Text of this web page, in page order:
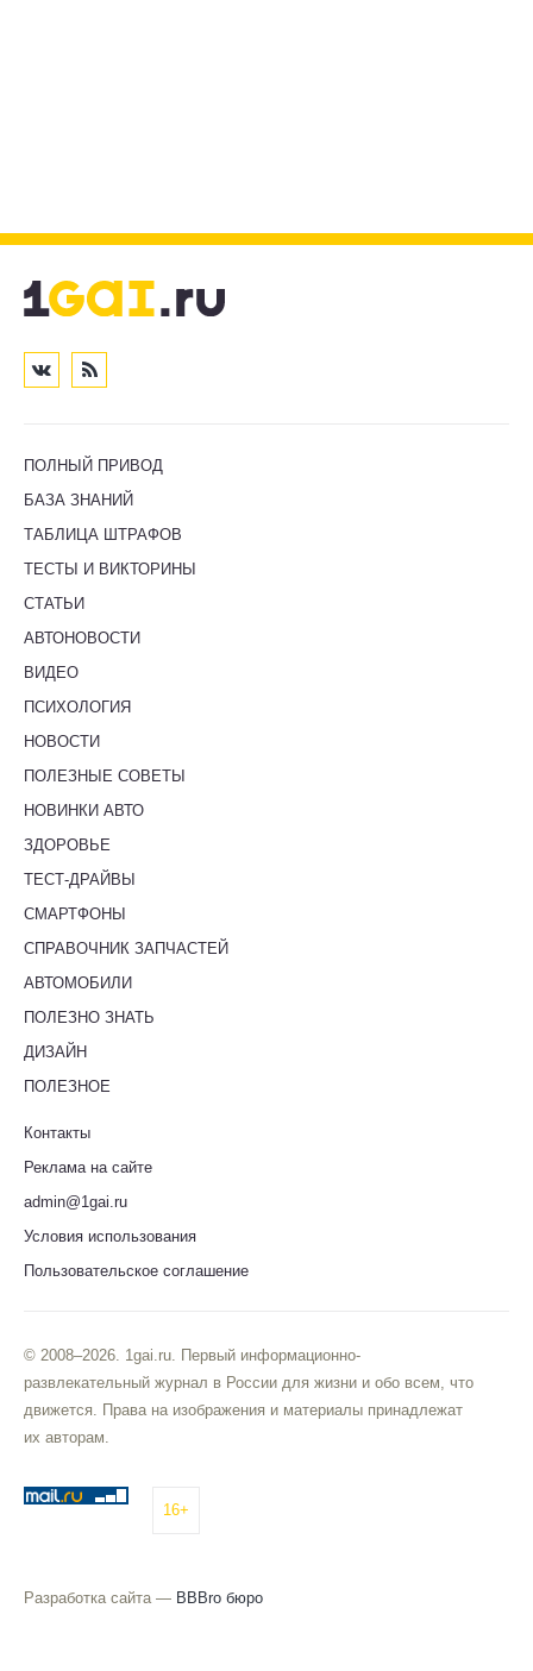
ПОЛНЫЙ ПРИВОД
БАЗА ЗНАНИЙ
ТАБЛИЦА ШТРАФОВ
ТЕСТЫ И ВИКТОРИНЫ
СТАТЬИ
АВТОНОВОСТИ
ВИДЕО
ПСИХОЛОГИЯ
НОВОСТИ
ПОЛЕЗНЫЕ СОВЕТЫ
НОВИНКИ АВТО
ЗДОРОВЬЕ
ТЕСТ-ДРАЙВЫ
СМАРТФОНЫ
СПРАВОЧНИК ЗАПЧАСТЕЙ
АВТОМОБИЛИ
ПОЛЕЗНО ЗНАТЬ
ДИЗАЙН
ПОЛЕЗНОЕ
Контакты
Реклама на сайте
admin@1gai.ru
Условия использования
Пользовательское соглашение
© 2008–2026. 1gai.ru. Первый информационно-
развлекательный журнал в России для жизни и обо всем, что
движется. Права на изображения и материалы принадлежат
их авторам.
16+
Разработка сайта — BBBro бюро